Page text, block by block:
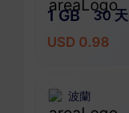
1 GB
30 天
USD 0.98
波蘭